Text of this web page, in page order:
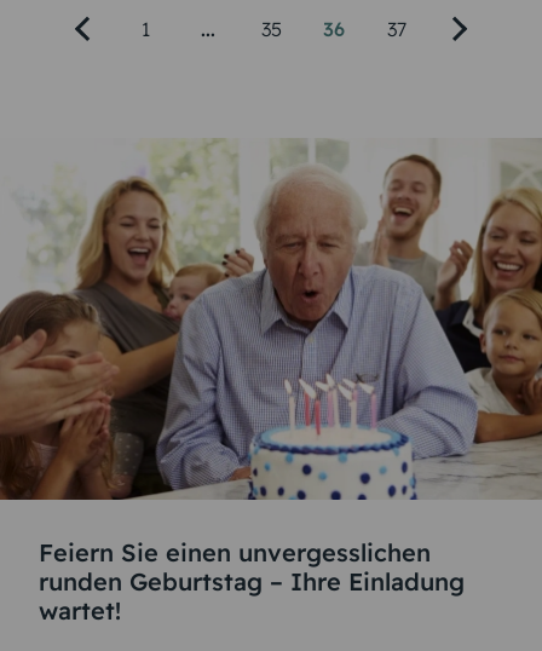
1 ... 35 36 37
Feiern Sie einen unvergesslichen
runden Geburtstag – Ihre Einladung
wartet!